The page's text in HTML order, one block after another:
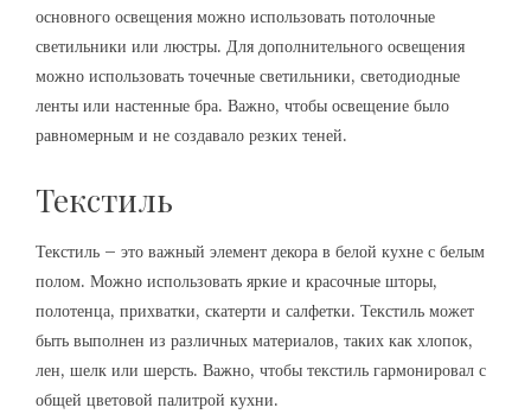
основного освещения можно использовать потолочные
светильники или люстры. Для дополнительного освещения
можно использовать точечные светильники, светодиодные
ленты или настенные бра. Важно, чтобы освещение было
равномерным и не создавало резких теней.
Текстиль
Текстиль – это важный элемент декора в белой кухне с белым
полом. Можно использовать яркие и красочные шторы,
полотенца, прихватки, скатерти и салфетки. Текстиль может
быть выполнен из различных материалов, таких как хлопок,
лен, шелк или шерсть. Важно, чтобы текстиль гармонировал с
общей цветовой палитрой кухни.